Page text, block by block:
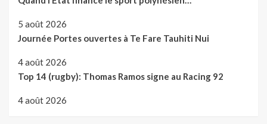
5 août 2026
Journée Portes ouvertes à Te Fare Tauhiti Nui
4 août 2026
Top 14 (rugby): Thomas Ramos signe au Racing 92
4 août 2026